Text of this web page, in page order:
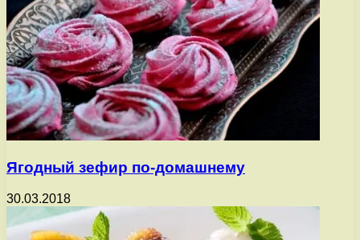
Ягодный зефир по-домашнему
30.03.2018